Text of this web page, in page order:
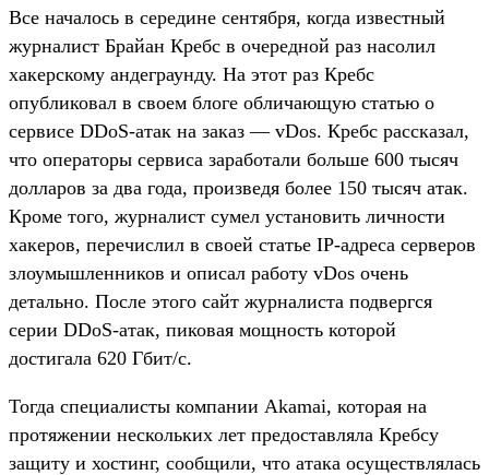
Все началось в середине сентября, когда известный
журналист Брайан Кребс в очередной раз насолил
хакерскому андеграунду. На этот раз Кребс
опубликовал в своем блоге обличающую статью о
сервисе DDoS-атак на заказ — vDos. Кребс рассказал,
что операторы сервиса заработали больше 600 тысяч
долларов за два года, произведя более 150 тысяч атак.
Кроме того, журналист сумел установить личности
хакеров, перечислил в своей статье IP-адреса серверов
злоумышленников и описал работу vDos очень
детально. После этого сайт журналиста подвергся
серии DDoS-атак, пиковая мощность которой
достигала 620 Гбит/с.
Тогда специалисты компании Akamai, которая на
протяжении нескольких лет предоставляла Кребсу
защиту и хостинг, сообщили, что атака осуществлялась